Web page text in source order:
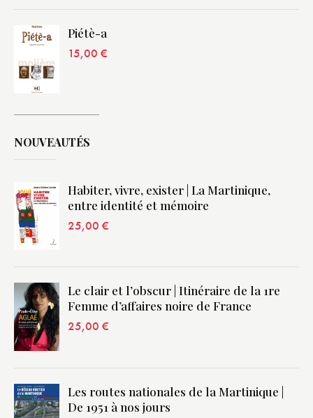
Piétè-a
15,00 €
NOUVEAUTÉS
Habiter, vivre, exister | La Martinique,
entre identité et mémoire
25,00 €
Le clair et l’obscur | Itinéraire de la 1re
Femme d’affaires noire de France
25,00 €
Les routes nationales de la Martinique |
De 1951 à nos jours